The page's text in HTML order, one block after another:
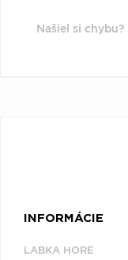
Našiel si chybu?
INFORMÁCIE
LABKA HORE